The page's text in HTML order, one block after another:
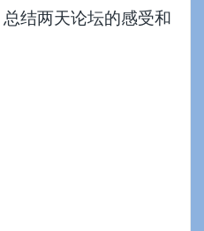
结两天论坛的感受和